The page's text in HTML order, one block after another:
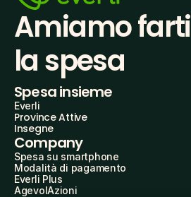
Amiamo farti
la spesa
Spesa insieme
Everli
Province Attive
Insegne
Company
Spesa su smartphone
Modalità di pagamento
Everli Plus
AgevolAzioni